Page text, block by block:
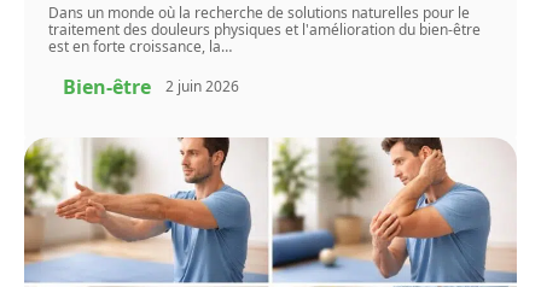
Dans un monde où la recherche de solutions naturelles pour le
traitement des douleurs physiques et l'amélioration du bien-être
est en forte croissance, la…
Bien-être 2 juin 2026